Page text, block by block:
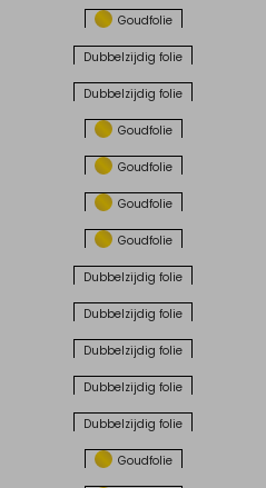
Goudfolie
Dubbelzijdig folie
Dubbelzijdig folie
Goudfolie
Goudfolie
Goudfolie
Goudfolie
Dubbelzijdig folie
Dubbelzijdig folie
Dubbelzijdig folie
Dubbelzijdig folie
Dubbelzijdig folie
Goudfolie